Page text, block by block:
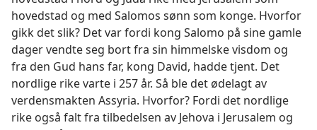
hovedstad og med Salomos sønn som konge. Hvorfor
gikk det slik? Det var fordi kong Salomo på sine gamle
dager vendte seg bort fra sin himmelske visdom og
fra den Gud hans far, kong David, hadde tjent. Det
nordlige rike varte i 257 år. Så ble det ødelagt av
verdensmakten Assyria. Hvorfor? Fordi det nordlige
rike også falt fra tilbedelsen av Jehova i Jerusalem og